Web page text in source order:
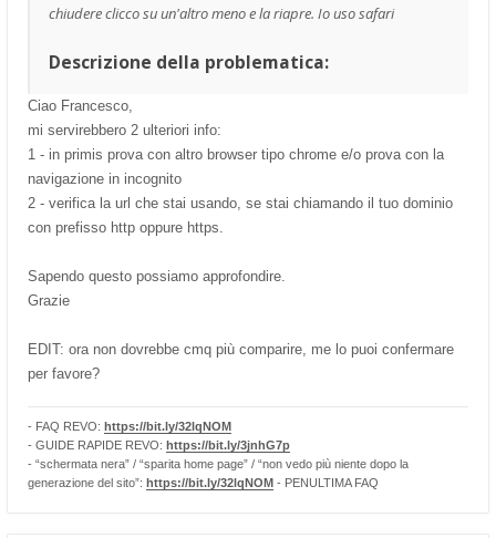
chiudere clicco su un'altro meno e la riapre. Io uso safari
Descrizione della problematica:
Ciao Francesco,
mi servirebbero 2 ulteriori info:
1 - in primis prova con altro browser tipo chrome e/o prova con la
navigazione in incognito
2 - verifica la url che stai usando, se stai chiamando il tuo dominio
con prefisso http oppure https.
Sapendo questo possiamo approfondire.
Grazie
EDIT: ora non dovrebbe cmq più comparire, me lo puoi confermare
per favore?
- FAQ REVO: https://bit.ly/32lqNOM
- GUIDE RAPIDE REVO: https://bit.ly/3jnhG7p
- “schermata nera” / “sparita home page” / “non vedo più niente dopo la
generazione del sito”: https://bit.ly/32lqNOM - PENULTIMA FAQ